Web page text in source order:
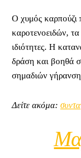
Ο χυμός καρπούζι
καροτενοειδών, τα
ιδιότητες. Η
δράση και βοηθά
σημαδιών
Δείτε ακόμα: